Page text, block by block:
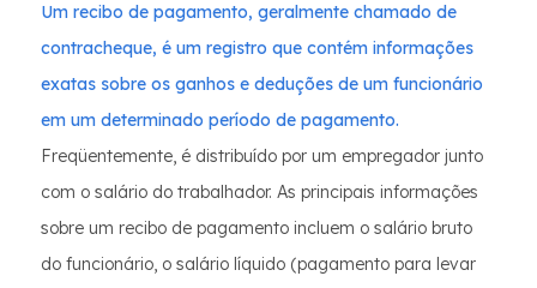
Um recibo de pagamento, geralmente chamado de
contracheque, é um registro que contém informações
exatas sobre os ganhos e deduções de um funcionário
em um determinado período de pagamento.
Freqüentemente, é distribuído por um empregador junto
com o salário do trabalhador. As principais informações
sobre um recibo de pagamento incluem o salário bruto
do funcionário, o salário líquido (pagamento para levar